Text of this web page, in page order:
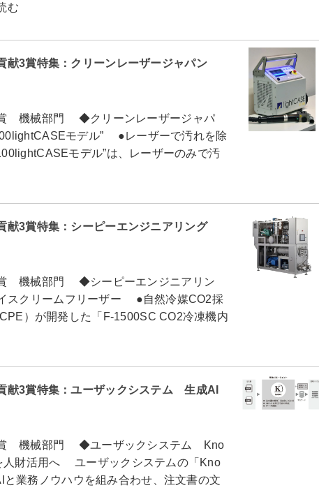
む
献3賞特集：クリーンレーザージャパン
機械部門 ◆クリーンレーザージャパ
モデル” ●レーザーで汚れを除
モデル”は、レーザーのみで汚
献3賞特集：シーピーエンジニアリング
機械部門 ◆シーピーエンジニアリン
スクリームフリーザー ●自然冷媒CO2採
）が開発した「F-1500SC CO2冷凍機内
献3賞特集：ユーザックシステム 生成AI
機械部門 ◆ユーザックシステム Kno
財活用へ ユーザックシステムの「Kno
業務ノウハウを組み合わせ、注文書の文